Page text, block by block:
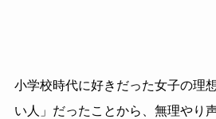
小学校時代に好きだった女子の理
い人」だったことから、無理やり